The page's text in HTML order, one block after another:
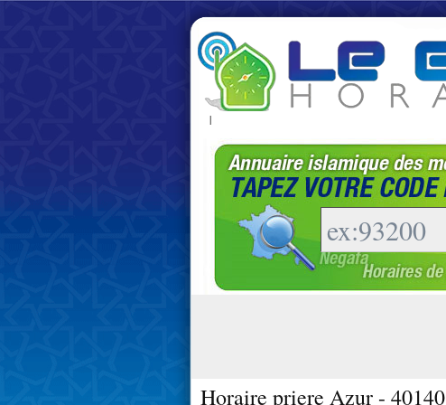
|
Horaire priere Azur - 40140